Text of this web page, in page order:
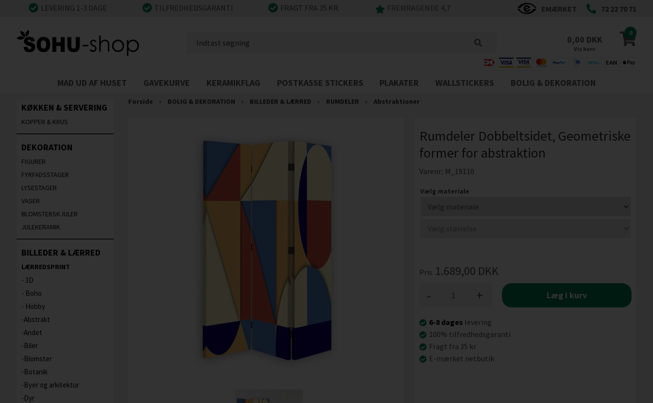
LEVERING 1-3 DAGE TILFREDHEDSGARANTI FRAGT FRA 35 KR. FREMRAGENDE 4,7 EMÆRKET 72 22 70 71
0
0,00 DKK
Vis kurv
MAD UD AF HUSET GAVEKURVE KERAMIKFLAG POSTKASSE STICKERS PLAKATER WALLSTICKERS BOLIG & DEKORATION
KØKKEN & SERVERING
KOPPER & KRUS
DEKORATION
FIGURER
FYRFADSSTAGER
LYSESTAGER
VASER
BLOMSTERSKJULER
JULEKERAMIK
BILLEDER & LÆRRED
LÆRREDSPRINT
3D
Boho
Hobby
Abstrakt
Andet
Biler
Blomster
Botanik
Byer og arkitektur
Dyr
Forside › BOLIG & DEKORATION › BILLEDER & LÆRRED › RUMDELER › Abstraktioner
Rumdeler Dobbeltsidet, Geometriske
former for abstraktion
Varenr.: M_19110
Vælg materiale
Pris 1.689,00 DKK
+
- Læg i kurv
6-8 dages levering
100% tilfredhedsgaranti
Fragt fra 35 kr
E-mærket netbutik